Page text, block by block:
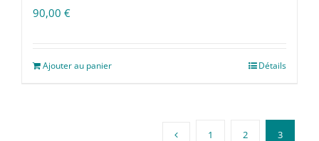
90,00 €
Ajouter au panier Détails
1 2 3